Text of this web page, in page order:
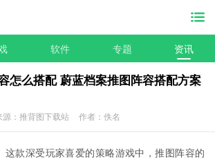
软件 专题 资讯
怎么搭配 蔚蓝档案推图阵容搭配方案
源：推背图下载站 作者：佚名
款深受玩家喜爱的策略游戏中，推图阵容的